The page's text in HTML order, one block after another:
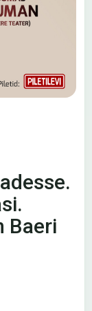
Baeri